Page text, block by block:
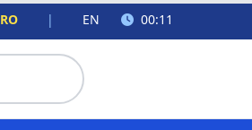
RO | EN 00:11